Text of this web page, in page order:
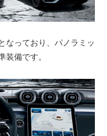
なっており、パノラミッ
装備です。